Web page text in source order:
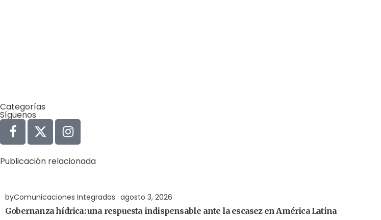
Categorías
Síguenos
Publicación relacionada
byComunicaciones Integradas agosto 3, 2026
Gobernanza hídrica: una respuesta indispensable ante la escasez en América Latina